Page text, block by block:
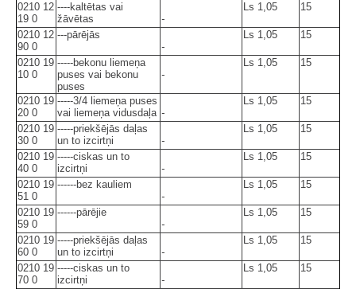
0210 12
19 0
----kaltētas vai
žāvētas
-
Ls 1,05 15
0210 12
90 0
---pārējās
-
Ls 1,05 15
0210 19
10 0
-----bekonu liemeņa
puses vai bekonu
puses
-
Ls 1,05 15
0210 19
20 0
-----3/4 liemeņa puses
vai liemeņa vidusdaļa -
Ls 1,05 15
0210 19
30 0
-----priekšējās daļas
un to izcirtņi
-
Ls 1,05 15
0210 19
40 0
-----ciskas un to
izcirtņi
-
Ls 1,05 15
0210 19
51 0
------bez kauliem
-
Ls 1,05 15
0210 19
59 0
------pārējie
-
Ls 1,05 15
0210 19
60 0
-----priekšējās daļas
un to izcirtņi
-
Ls 1,05 15
0210 19
70 0
-----ciskas un to
izcirtņi
-
Ls 1,05 15